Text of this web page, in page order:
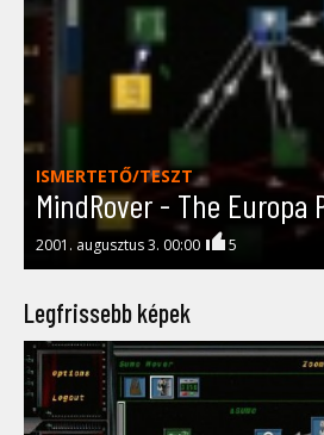
ISMERTETŐ/TESZT
MindRover - The Europa
2001. augusztus 3. 00:00 5
Legfrissebb képek